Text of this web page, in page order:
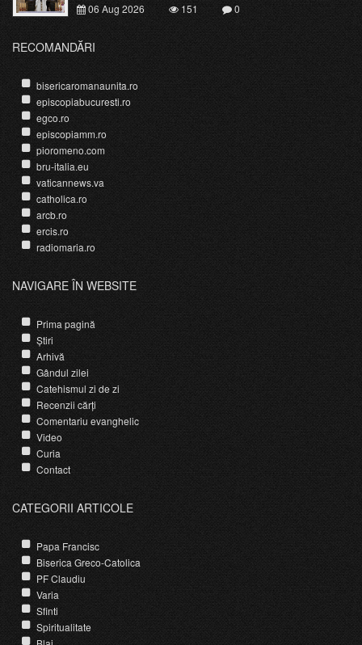
06 Aug 2026
151 0
RECOMANDĂRI
bisericaromanaunita.ro
episcopiabucuresti.ro
egco.ro
episcopiamm.ro
pioromeno.com
bru-italia.eu
vaticannews.va
catholica.ro
arcb.ro
ercis.ro
radiomaria.ro
NAVIGARE ÎN WEBSITE
Prima pagină
Știri
Arhivă
Gândul zilei
Catehismul zi de zi
Recenzii cărți
Comentariu evanghelic
Video
Curia
Contact
CATEGORII ARTICOLE
Papa Francisc
Biserica Greco-Catolica
PF Claudiu
Varia
Sfinti
Spiritualitate